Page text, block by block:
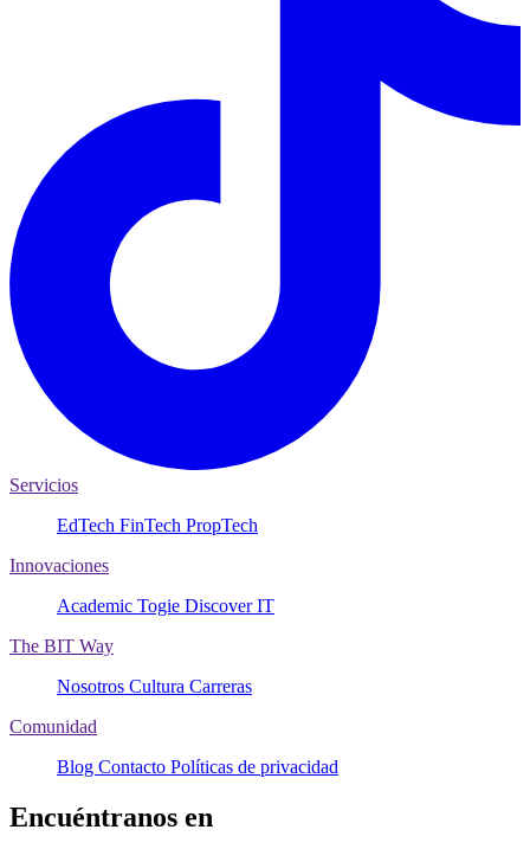
Servicios
EdTech FinTech PropTech
Innovaciones
Academic Togie Discover IT
The BIT Way
Nosotros Cultura Carreras
Comunidad
Blog Contacto Políticas de privacidad
Encuéntranos en